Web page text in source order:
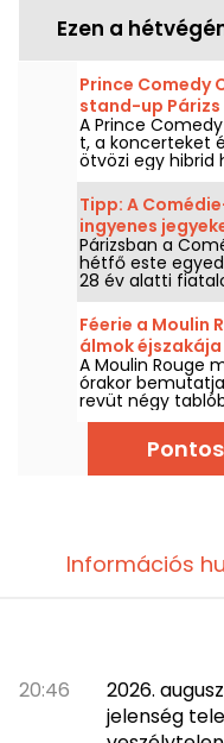
Ezen a
Prince Comedy
stand-up Párizs
A Prince
t, a koncerteket
ötvözi egy hibrid
Egy cím,
nevetéssel és jó
Tipp: A
ingyenes
Párizsban a
hétfő este
28 év alatti
osztanak ki a
tartott
Bureau-ban
darab kezdete
Féerie a Moulin
álmok
A Moulin Rouge
órakor
revüt négy
összeállított
Információs
20:46
2026.
jelenség